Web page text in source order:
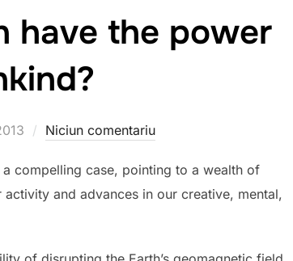
have the power
Niciun comentariu
compelling case, pointing to a wealth of
and advances in our creative, mental,